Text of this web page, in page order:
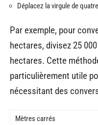
Déplacez la virgule de
Par exemple, pour
hectares, divisez 25
hectares. Cette
particulièrement utile
nécessitant des
Mètres carrés